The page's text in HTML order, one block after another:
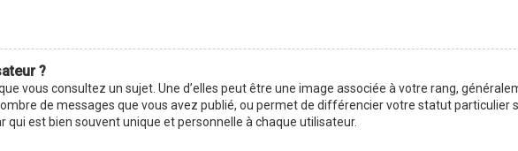
?
vous consultez un sujet. Une d’elles peut être une image associée à votre rang,
de messages que vous avez publié, ou permet de différencier votre statut particulier
est bien souvent unique et personnelle à chaque utilisateur.